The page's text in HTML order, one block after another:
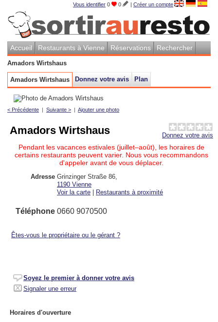
Vous identifier 0 0 | Créer un compte
Accueil Restaurants à Vienne Réservations Rechercher
Amadors Wirtshaus
Amadors Wirtshaus Donnez votre avis Plan
< Précédente | Suivante > | Ajouter une photo
Donnez votre avis
Amadors Wirtshaus
Pendant les vacances estivales (juillet–août), les horaires de
certains restaurants peuvent varier. Nous vous recommandons
d'appeler avant de vous déplacer.
Adresse Grinzinger Straße 86
1190 Vienne
Voir la carte
Restaurants à proximité
Téléphone 0660 9070500
Êtes-vous le propriétaire ou le gérant ?
Soyez le premier à donner votre avis
Signaler une erreur
Horaires d'ouverture